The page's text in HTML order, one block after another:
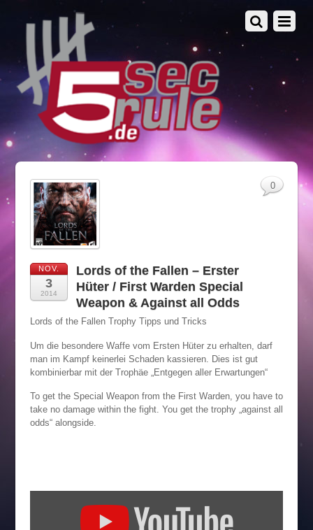
NOV.
3
2014
Lords of the Fallen – Erster
Hüter / First Warden Special
Weapon & Against all Odds
Lords of the Fallen Trophy Tipps und Tricks
Um die besondere Waffe vom Ersten Hüter zu erhalten, darf
man im Kampf keinerlei Schaden kassieren. Dies ist gut
kombinierbar mit der Trophäe „Entgegen aller Erwartungen“
To get the Special Weapon from the First Warden, you have to
take no damage within the fight. You get the trophy „against all
odds“ alongside.
of
0